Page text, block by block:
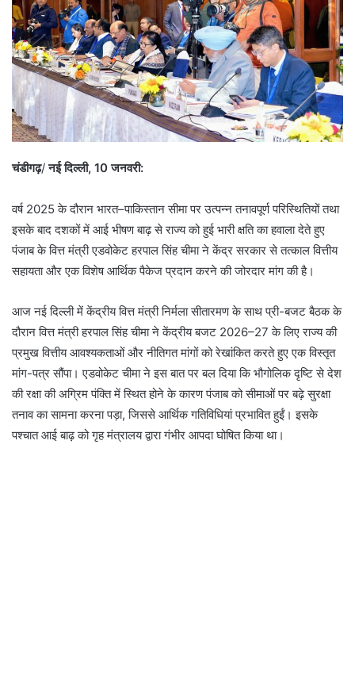
m
a
i
l
चंडीगढ़/नई दिल्ली, 10 जनवरी:
वर्ष 2025 के दौरान भारत–पाकिस्तान सीमा पर उत्पन्न तनावपूर्ण परिस्थितियों तथा
इसके बाद दशकों में आई भीषण बाढ़ से राज्य को हुई भारी क्षति का हवाला देते हुए
पंजाब के वित्त मंत्री एडवोकेट हरपाल सिंह चीमा ने केंद्र सरकार से तत्काल वित्तीय
सहायता और एक विशेष आर्थिक पैकेज प्रदान करने की जोरदार मांग की है।
आज नई दिल्ली में केंद्रीय वित्त मंत्री निर्मला सीतारमण के साथ प्री-बजट बैठक के
दौरान वित्त मंत्री हरपाल सिंह चीमा ने केंद्रीय बजट 2026–27 के लिए राज्य की
प्रमुख वित्तीय आवश्यकताओं और नीतिगत मांगों को रेखांकित करते हुए एक विस्तृत
मांग-पत्र सौंपा। एडवोकेट चीमा ने इस बात पर बल दिया कि भौगोलिक दृष्टि से देश
की रक्षा की अग्रिम पंक्ति में स्थित होने के कारण पंजाब को सीमाओं पर बढ़े सुरक्षा
तनाव का सामना करना पड़ा, जिससे आर्थिक गतिविधियां प्रभावित हुईं। इसके
पश्चात आई बाढ़ को गृह मंत्रालय द्वारा गंभीर आपदा घोषित किया था।